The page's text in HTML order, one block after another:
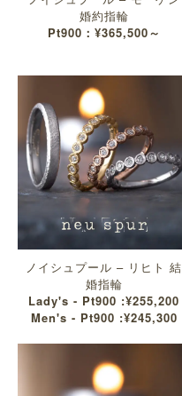
婚約指輪
Pt900：¥365,500～
ノイシュプール – リヒト 結
婚指輪
Lady's - Pt900 :¥255,200
Men's - Pt900 :¥245,300